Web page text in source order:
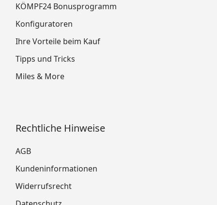
KÖMPF24 Bonusprogramm
Konfiguratoren
Ihre Vorteile beim Kauf
Tipps und Tricks
Miles & More
Rechtliche Hinweise
AGB
Kundeninformationen
Widerrufsrecht